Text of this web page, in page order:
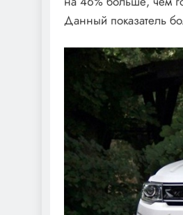
Данный показатель